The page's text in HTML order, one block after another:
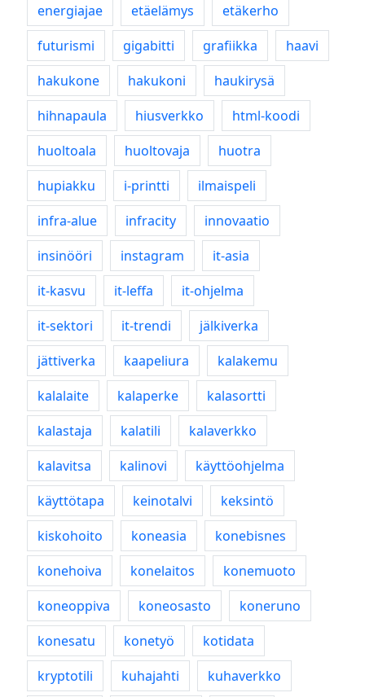
energiajae
etäelämys
etäkerho
futurismi
gigabitti grafiikka
haavi
hakukone
hakukoni
haukirysä
hihnapaula
hiusverkko
html-koodi
huoltoala
huoltovaja
huotra
hupiakku
i-printti
ilmaispeli
infra-alue
infracity
innovaatio
insinööri
instagram
it-asia
it-kasvu
it-leffa
it-ohjelma
it-sektori
it-trendi
jälkiverka
jättiverka
kaapeliura
kalakemu
kalalaite
kalaperke
kalasortti
kalastaja
kalatili
kalaverkko
kalavitsa
kalinovi
käyttöohjelma
käyttötapa
keinotalvi
keksintö
kiskohoito
koneasia
konebisnes
konehoiva
konelaitos
konemuoto
koneoppiva
koneosasto
koneruno
konesatu
konetyö
kotidata
kryptotili
kuhajahti kuhaverkko